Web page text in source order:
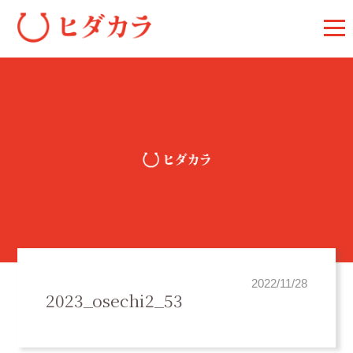
2022/11/28
2023_osechi2_53